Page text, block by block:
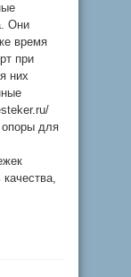
Они
время
при
них
опоры для
качества,